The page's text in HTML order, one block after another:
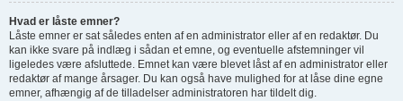
Hvad er låste emner?
Låste emner er sat således enten af en administrator eller af en redaktør. Du
kan ikke svare på indlæg i sådan et emne, og eventuelle afstemninger vil
ligeledes være afsluttede. Emnet kan være blevet låst af en administrator eller
redaktør af mange årsager. Du kan også have mulighed for at låse dine egne
emner, afhængig af de tilladelser administratoren har tildelt dig.